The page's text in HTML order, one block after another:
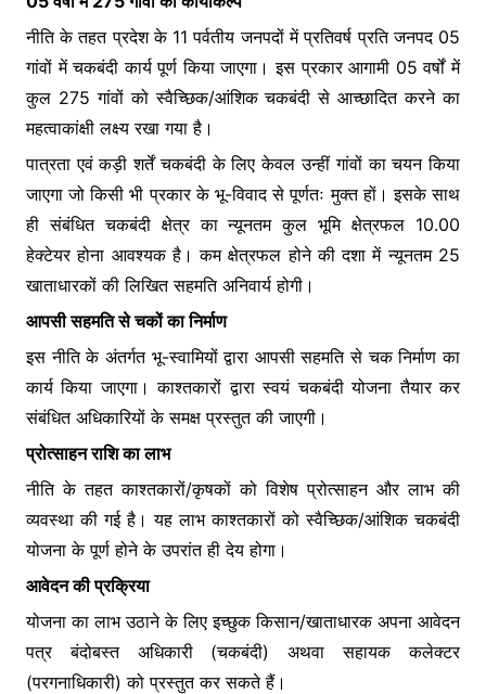
नीति के तहत प्रदेश के 11 पर्वतीय जनपदों में प्रतिवर्ष प्रति जनपद 05
गांवों में चकबंदी कार्य पूर्ण किया जाएगा। इस प्रकार आगामी 05 वर्षों में
कुल 275 गांवों को स्वैच्छिक/आंशिक चकबंदी से आच्छादित करने का
महत्वाकांक्षी लक्ष्य रखा गया है।
पात्रता एवं कड़ी शर्तें चकबंदी के लिए केवल उन्हीं गांवों का चयन किया
जाएगा जो किसी भी प्रकार के भू-विवाद से पूर्णतः मुक्त हों। इसके साथ
ही संबंधित चकबंदी क्षेत्र का न्यूनतम कुल भूमि क्षेत्रफल 10.00
हेक्टेयर होना आवश्यक है। कम क्षेत्रफल होने की दशा में न्यूनतम 25
खाताधारकों की लिखित सहमति अनिवार्य होगी।
आपसी सहमति से चकों का निर्माण
इस नीति के अंतर्गत भू-स्वामियों द्वारा आपसी सहमति से चक निर्माण का
कार्य किया जाएगा। काश्तकारों द्वारा स्वयं चकबंदी योजना तैयार कर
संबंधित अधिकारियों के समक्ष प्रस्तुत की जाएगी।
प्रोत्साहन राशि का लाभ
नीति के तहत काश्तकारों/कृषकों को विशेष प्रोत्साहन और लाभ की
व्यवस्था की गई है। यह लाभ काश्तकारों को स्वैच्छिक/आंशिक चकबंदी
योजना के पूर्ण होने के उपरांत ही देय होगा।
आवेदन की प्रक्रिया
योजना का लाभ उठाने के लिए इच्छुक किसान/खाताधारक अपना आवेदन
पत्र बंदोबस्त अधिकारी (चकबंदी) अथवा सहायक कलेक्टर
(परगनाधिकारी) को प्रस्तुत कर सकते हैं।